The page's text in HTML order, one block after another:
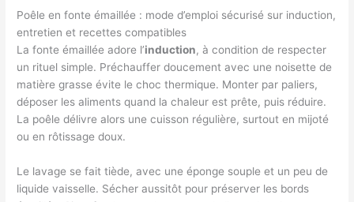
Poêle en fonte émaillée : mode d’emploi sécurisé sur induction,
entretien et recettes compatibles
La fonte émaillée adore l’induction, à condition de respecter
un rituel simple. Préchauffer doucement avec une noisette de
matière grasse évite le choc thermique. Monter par paliers,
déposer les aliments quand la chaleur est prête, puis réduire.
La poêle délivre alors une cuisson régulière, surtout en mijoté
ou en rôtissage doux.
Le lavage se fait tiède, avec une éponge souple et un peu de
liquide vaisselle. Sécher aussitôt pour préserver les bords